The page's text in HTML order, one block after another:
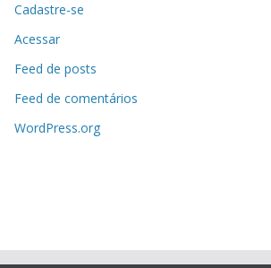
Cadastre-se
Acessar
Feed de posts
Feed de comentários
WordPress.org